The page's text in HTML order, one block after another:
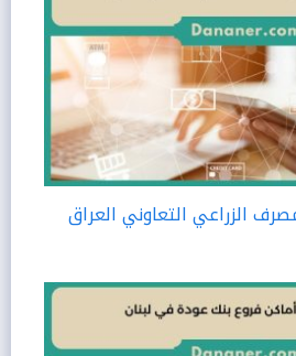
الزراعي التعاوني العراق